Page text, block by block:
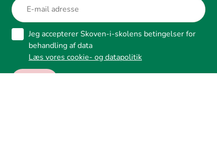
Jeg accepterer Skoven-i-skolens betingelser for
behandling af data
Læs vores cookie- og datapolitik